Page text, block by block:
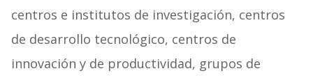
centros e institutos de investigación, centros
de desarrollo tecnológico, centros de
innovación y de productividad, grupos de